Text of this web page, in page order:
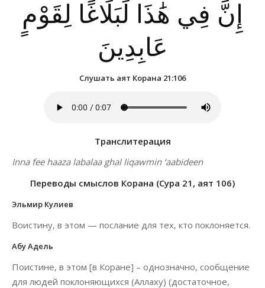
إِنَّ فِي هَٰذَا لَبَلَاغًا لِقَوْمٍ
عَابِدِينَ
Слушать аят Корана 21:106
Транслитерация
Inna fee haaza labalaa ghal liqawmin ‘aabideen
Переводы смыслов Корана (Сура 21, аят 106)
Эльмир Кулиев
Воистину, в этом — послание для тех, кто поклоняется.
Абу Адель
Поистине, в этом [в Коране] – однозначно, сообщение
для людей поклоняющихся (Аллаху) (достаточное,